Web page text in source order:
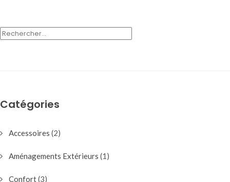
RECHERCHER :
Catégories
Accessoires (2)
Aménagements Extérieurs (1)
Confort(3)